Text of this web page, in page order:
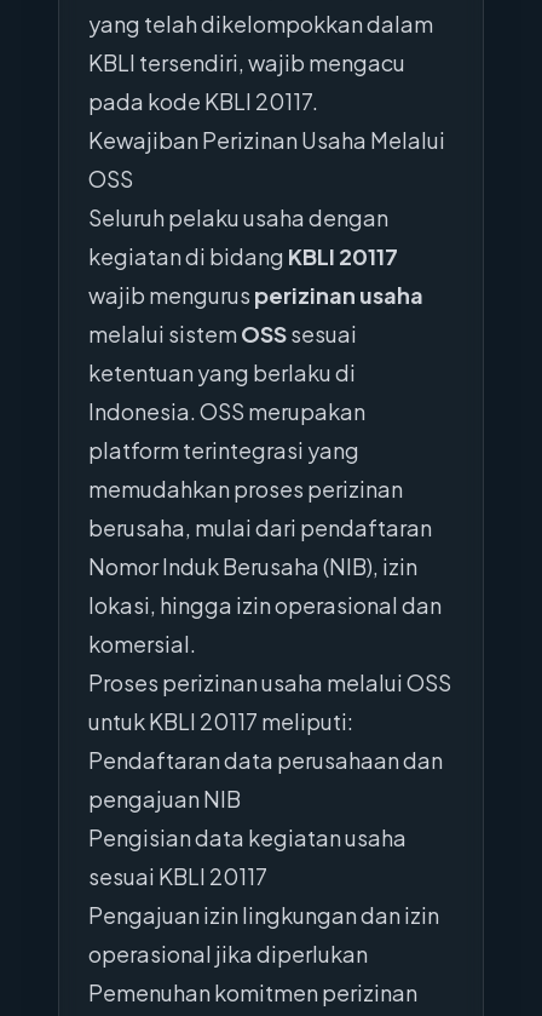
yang telah dikelompokkan dalam
KBLI tersendiri, wajib mengacu
pada kode KBLI 20117.
Kewajiban Perizinan Usaha Melalui
OSS
Seluruh pelaku usaha dengan
kegiatan di bidang KBLI 20117
wajib mengurus perizinan usaha
melalui sistem OSSsesuai
ketentuan yang berlaku di
Indonesia. OSS merupakan
platform terintegrasi yang
memudahkan proses perizinan
berusaha, mulai dari pendaftaran
Nomor Induk Berusaha (NIB), izin
lokasi, hingga izin operasional dan
komersial.
Proses perizinan usaha melalui OSS
untuk KBLI 20117 meliputi:
Pendaftaran data perusahaan dan
pengajuan NIB
Pengisian data kegiatan usaha
sesuai KBLI 20117
Pengajuan izin lingkungan dan izin
operasional jika diperlukan
Pemenuhan komitmen perizinan